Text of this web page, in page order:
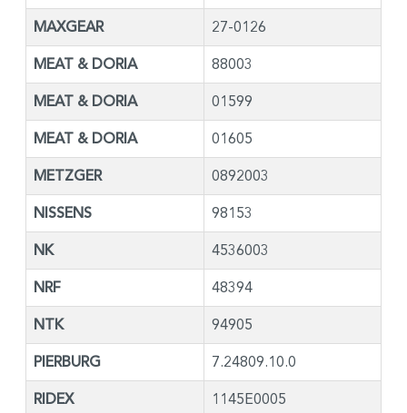
MAXGEAR 27-0126
MEAT & DORIA 88003
MEAT & DORIA 01599
MEAT & DORIA 01605
METZGER 0892003
NISSENS 98153
NK 4536003
NRF 48394
NTK 94905
PIERBURG 7.24809.10.0
RIDEX 1145E0005